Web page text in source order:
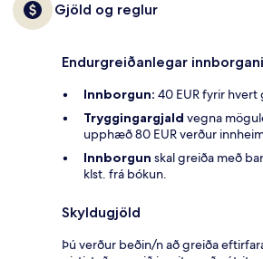
Gjöld og reglur
Endurgreiðanlegar
Innborgun: 40 EUR fyrir hvert
Tryggingargjald vegna
upphæð 80 EUR verður
Innborgun skal greiða með
klst. frá bókun.
Skyldugjöld
Þú verður beðin/n að greiða